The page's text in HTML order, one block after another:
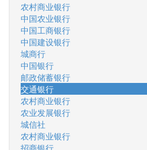
农村商业银行
中国农业银行
中国工商银行
中国建设银行
城商行
中国银行
邮政储蓄银行
交通银行
农村商业银行
农业发展银行
城信社
农村商业银行
招商银行